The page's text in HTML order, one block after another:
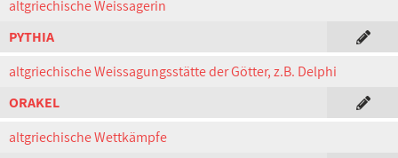
altgriechische Weissagerin
PYTHIA
altgriechische Weissagungsstätte der Götter, z.B. Delphi
ORAKEL
altgriechische Wettkämpfe